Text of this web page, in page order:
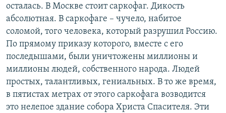
осталась. В Москве стоит саркофаг. Дикость
абсолютная. В саркофаге – чучело, набитое
соломой, того человека, который разрушил Россию.
По прямому приказу которого, вместе с его
последышами, были уничтожены миллионы и
миллионы людей, собственного народа. Людей
простых, талантливых, гениальных. В то же время,
в пятистах метрах от этого саркофага возводится
это нелепое здание собора Христа Спасителя. Эти